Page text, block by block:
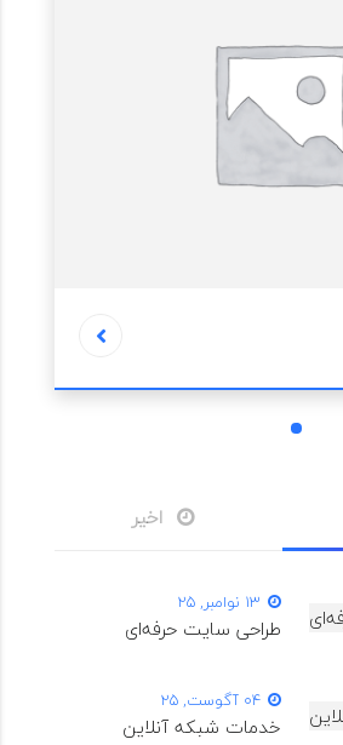
1
اخیر
13 نوامبر, 25
طراحی سایت حرفه‌ای
04 آگوست, 25
خدمات شبکه آنلاین